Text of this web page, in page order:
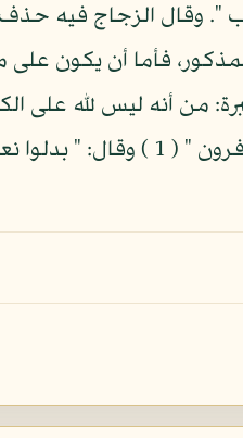
". وقال الزجاج فيه
فأما أن يكون على
من أنه ليس لله على
عليهم بتبديل نعم الله، كما قال: " يعرفون نعمة الله ثم